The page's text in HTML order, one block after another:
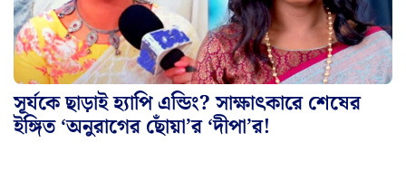
সূর্যকে ছাড়াই হ্যাপি এন্ডিং? সাক্ষাৎকারে শেষের
ইঙ্গিত ‘অনুরাগের ছোঁয়া’র ‘দীপা’র!